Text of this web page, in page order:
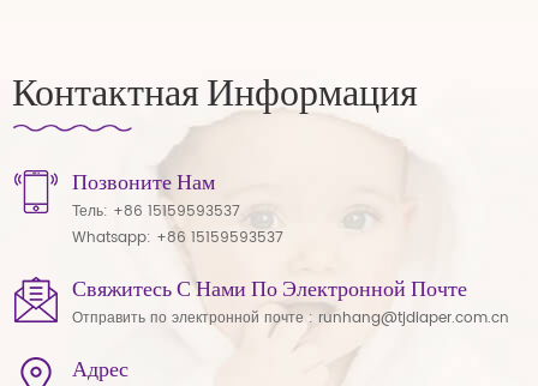
Контактная Информация
Позвоните Нам
Тель: +86 15159593537
Whatsapp: +86 15159593537
Свяжитесь С Нами По Электронной Почте
Отправить по электронной почте : runhang@tjdiaper.com.cn
Адрес